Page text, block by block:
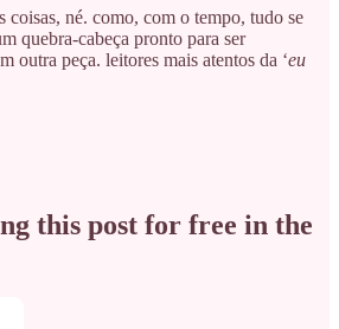
coisas, né. como, com o tempo, tudo se
quebra-cabeça pronto para ser
outra peça. leitores mais atentos da ‘eu
this post for free in the